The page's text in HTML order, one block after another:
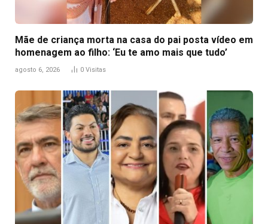
Mãe de criança morta na casa do pai posta vídeo em
homenagem ao filho: ‘Eu te amo mais que tudo’
agosto 6, 2026 0 Visitas